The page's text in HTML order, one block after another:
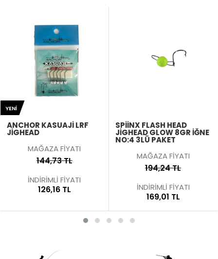
SPIINX FLASH HEAD
JIGHEAD GLOW 8GR İĞNE
MAĞAZA FİYATI
194,24 TL
İNDİRİMLİ FİYATI
169,01 TL
RIVER HUNTER 4LÜ JIG
HEAD
170,44 TL
148,06 TL